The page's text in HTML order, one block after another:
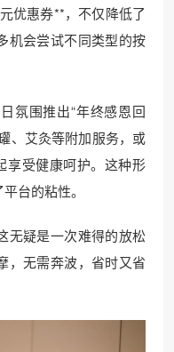
优惠券**，不仅降低了
机会尝试不同类型的按
氛围推出“年终感恩回
、艾灸等附加服务，或
享受健康呵护。这种形
台的粘性。
无疑是一次难得的放松
，无需奔波，省时又省